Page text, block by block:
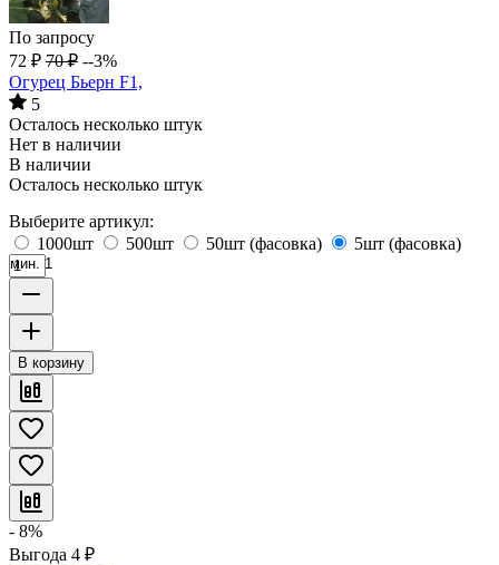
По запросу
72 ₽ 70 ₽ --3%
Огурец Бьерн F1,
5
Осталось несколько штук
Нет в наличии
В наличии
Осталось несколько штук
Выберите артикул:
1000шт
500шт 50шт (фасовка) 5шт (фасовка)
мин. 1
В корзину
- 8%
Выгода 4 ₽